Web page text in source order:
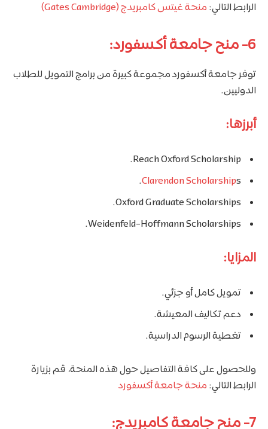
الرابط التالي: منحة غيتس كامبريدج (Gates Cambridge)
6- منح جامعة أكسفورد:
توفر جامعة أكسفورد مجموعة كبيرة من برامج التمويل للطلاب
الدوليين.
أبرزها:
Reach Oxford Scholarship.
Clarendon Scholarships.
Oxford Graduate Scholarships.
Weidenfeld-Hoffmann Scholarships.
المزايا:
تمويل كامل أو جزئي.
دعم تكاليف المعيشة.
تغطية الرسوم الدراسية.
وللحصول على كافة التفاصيل حول هذه المنحة، قم بزيارة
الرابط التالي: منحة جامعة أكسفورد
7- منح جامعة كامبريدج: